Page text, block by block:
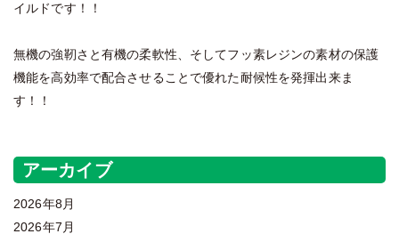
イルドです！！
無機の強靭さと有機の柔軟性、そしてフッ素レジンの素材の保護
機能を高効率で配合させることで優れた耐候性を発揮出来ま
す！！
アーカイブ
2026年8月
2026年7月